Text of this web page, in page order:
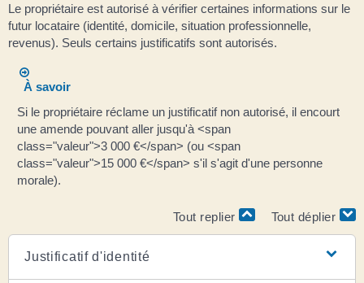
Le propriétaire est autorisé à vérifier certaines informations sur le
futur locataire (identité, domicile, situation professionnelle,
revenus). Seuls certains justificatifs sont autorisés.
À savoir
Si le propriétaire réclame un justificatif non autorisé, il encourt
une amende pouvant aller jusqu'à <span
class="valeur">3 000 €</span> (ou <span
class="valeur">15 000 €</span> s'il s'agit d'une personne
morale).
Tout replier Tout déplier
Justificatif d'identité